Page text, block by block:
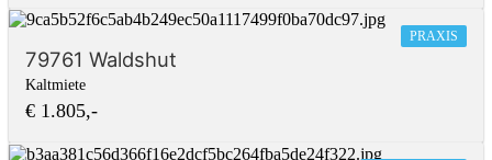
PRAXIS
79761 Waldshut
Kaltmiete
€ 1.805,-